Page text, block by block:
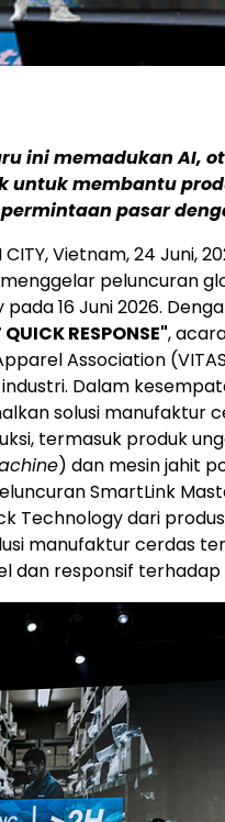
ini memadukan AI,
untuk membantu
pasar
CITY, Vietnam,24 Juni,
peluncuran
pada 16 Juni 2026.
RESPONSE",
Association
Dalam
solusi manufaktur
termasuk produk
) dan mesin jahit
SmartLink
Technology dari
manufaktur cerdas
dan responsif